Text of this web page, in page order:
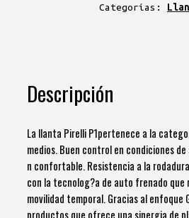
Categorías:
Descripción
La llanta Pirelli P1pertenece a la
medios. Buen control en condiciones
n confortable. Resistencia a la
con la tecnolog?a de auto frenado que
movilidad temporal. Gracias al